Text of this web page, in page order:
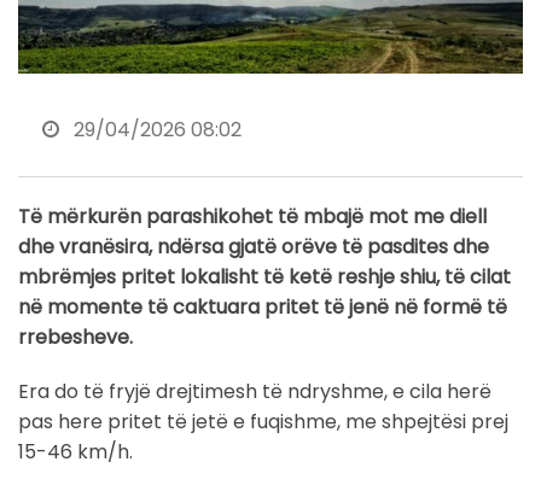
29/04/2026 08:02
Të mërkurën parashikohet të mbajë mot me diell
dhe vranësira, ndërsa gjatë orëve të pasdites dhe
mbrëmjes pritet lokalisht të ketë reshje shiu, të cilat
në momente të caktuara pritet të jenë në formë të
rrebesheve.
Era do të fryjë drejtimesh të ndryshme, e cila herë
pas here pritet të jetë e fuqishme, me shpejtësi prej
15-46 km/h.